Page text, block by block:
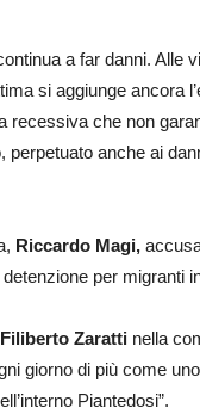
a far danni.
si aggiunge ancora
recessiva che non
perpetuato anche ai
Riccardo Magi,
per migranti
Filiberto Zaratti nella
giorno di più come
Piantedosi”.